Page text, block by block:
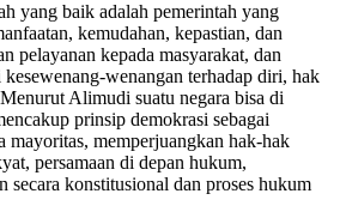
yang baik adalah pemerintah yang
kemudahan, kepastian, dan
pelayanan kepada masyarakat, dan
wenangan terhadap diri, hak
Alimudi suatu negara bisa di
prinsip demokrasi sebagai
mayoritas, memperjuangkan hak-hak
persamaan di depan hukum,
secara konstitusional dan proses hukum